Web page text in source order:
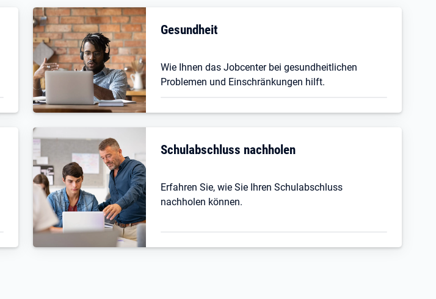
Gesundheit
Wie Ihnen das Jobcenter bei gesundheitlichen
Problemen und Einschränkungen hilft.
Schulabschluss nachholen
Erfahren Sie, wie Sie Ihren Schulabschluss
nachholen können.